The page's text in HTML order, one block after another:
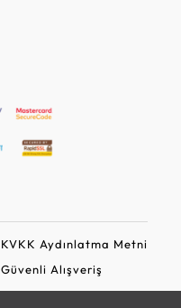
KVKK Aydınlatma Metni
Güvenli Alışveriş